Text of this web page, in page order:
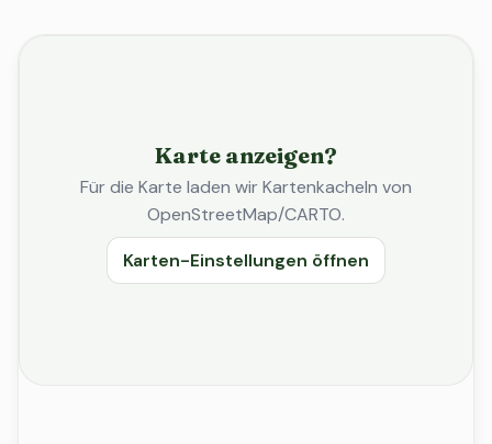
Karte anzeigen?
Für die Karte laden wir Kartenkacheln von
OpenStreetMap/CARTO.
Karten-Einstellungen öffnen